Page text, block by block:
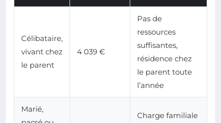
Célibataire,
vivant chez
le parent
4 039 €
Pas de
ressources
suffisantes,
résidence chez
le parent toute
l’année
Marié,
Charge familiale